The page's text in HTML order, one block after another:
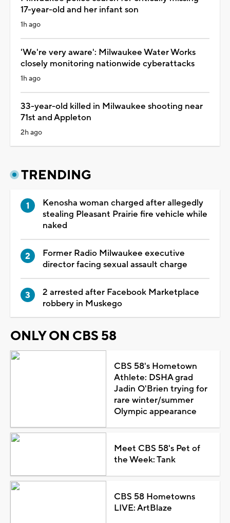
17-year-old and her infant son
1h ago
'We're very aware': Milwaukee Water Works
closely monitoring nationwide cyberattacks
1h ago
33-year-old killed in Milwaukee shooting near
71st and Appleton
2h ago
TRENDING
Kenosha woman charged after allegedly
stealing Pleasant Prairie fire vehicle while
naked
Former Radio Milwaukee executive
director facing sexual assault charge
2 arrested after Facebook Marketplace
robbery in Muskego
ONLY ON CBS 58
CBS 58's Hometown
Athlete: DSHA grad
Jadin O'Brien trying for
rare winter/summer
Olympic appearance
Meet CBS 58's Pet of
the Week: Tank
CBS 58 Hometowns
LIVE: ArtBlaze